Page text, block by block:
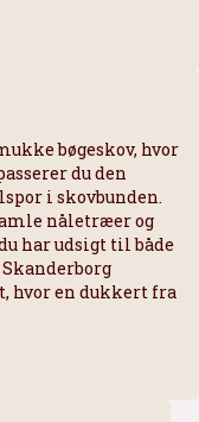
bøgeskov, hvor
du den
i skovbunden.
nåletræer og
har udsigt til både
hvor en dukkert fra